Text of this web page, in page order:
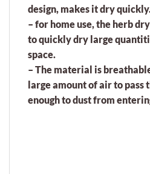
design, makes it dry
– for home use, the herb
to quickly dry large
space.
– The material is
large amount of air to pass
enough to dust from